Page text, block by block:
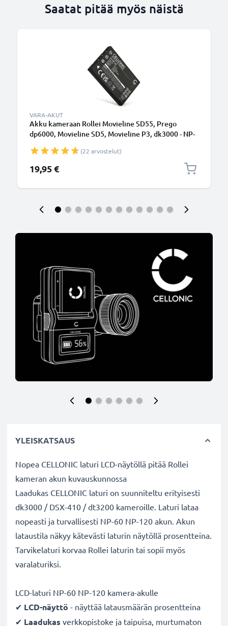
Saatat pitää myös näistä
VARA-AKUT
Akku kameraan Rollei Movieline SD55, Prego
dp6000, Movieline SD5, Movieline P3, dk3000 - NP-
(22 arvostelut)
19,95 €
YLEISKATSAUS
Nopea CELLONIC laturi LCD-näytöllä pitää Rollei
kameran akun kuvauskunnossa
Laadukas CELLONIC laturi on suunniteltu erityisesti
dk3000 / DSX-410 / dt3200 kameroille. Laturi lataa
nopeasti ja turvallisesti NP-60 NP-120 akun. Akun
lataustila näkyy kätevästi laturin näytöllä prosentteina.
Tarvikelaturi korvaa Rollei laturin tai sopii myös
varalaturiksi.
LCD-laturi NP-60 NP-120 kamera-akulle
✔ LCD-näyttö - näyttää latausmäärän prosentteina
✔ Laadukas verkkopistoke ja taipuisa, murtumaton